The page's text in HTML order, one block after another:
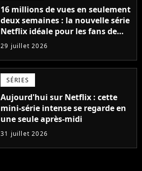
16 millions de vues en seulement
deux semaines : la nouvelle série
Netflix idéale pour les fans de
Yellowstone
29 juillet 2026
SÉRIES
Aujourd'hui sur Netflix : cette
mini-série intense se regarde en
une seule après-midi
31 juillet 2026